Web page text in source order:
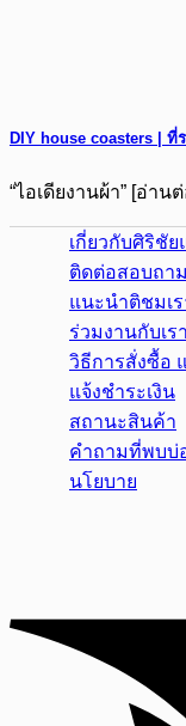
DIY house coasters | ที่
“ไอเดียงานผ้า” [อ่าน
เกี่ยวกับศิริชั
ติดต่อสอบถาม
แนะนำติชมเร
ร่วมงานกับเรา
วิธีการสั่งซื้อ
แจ้งชำระเงิน
สถานะสินค้า
คำถามที่พบบ่
นโยบาย